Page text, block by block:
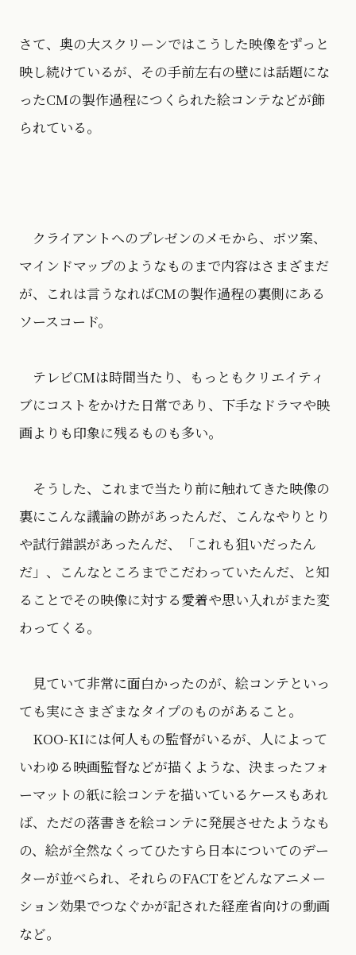
さて、奥の大スクリーンではこうした映像をずっと
映し続けているが、その手前左右の壁には話題にな
ったCMの製作過程につくられた絵コンテなどが飾
られている。
クライアントへのプレゼンのメモから、ボツ案、
マインドマップのようなものまで内容はさまざまだ
が、これは言うなればCMの製作過程の裏側にある
ソースコード。
テレビCMは時間当たり、もっともクリエイティ
ブにコストをかけた日常であり、下手なドラマや映
画よりも印象に残るものも多い。
そうした、これまで当たり前に触れてきた映像の
裏にこんな議論の跡があったんだ、こんなやりとり
や試行錯誤があったんだ、「これも狙いだったん
だ」、こんなところまでこだわっていたんだ、と知
ることでその映像に対する愛着や思い入れがまた変
わってくる。
見ていて非常に面白かったのが、絵コンテといっ
ても実にさまざまなタイプのものがあること。
KOO-KIには何人もの監督がいるが、人によって
いわゆる映画監督などが描くような、決まったフォ
ーマットの紙に絵コンテを描いているケースもあれ
ば、ただの落書きを絵コンテに発展させたようなも
の、絵が全然なくってひたすら日本についてのデー
ターが並べられ、それらのFACTをどんなアニメー
ション効果でつなぐかが記された経産省向けの動画
など。